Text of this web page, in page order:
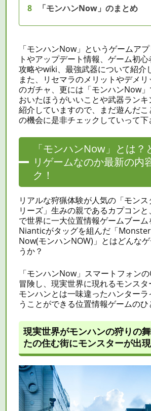
「モンハンNow」のまとめ
「モンハンNow」というゲームア
トやアップデート情報、ゲーム初
攻略やwiki、最強武器について紹介
また、
リセマラのメリットやデメ
のガチャ、更には「モンハンNow
おいたほうがいいことや武器ラン
紹介していますので、まだ遊んだこ
の機会に是非チェックしていって下
「モンハンNow」とは？
リゲームなのか最新の内
ク！
リアルな狩猟体験が人気の「モン
リーズ」生みの親であるカプコン
で世界に一大位置情報ゲームブー
Nianticがタッグを組んだ「
Now(モンハンNOW)」とはどんな
うか？
「モンハンNow」スマートフォン
冒険し、現実世界に現れるモンス
モンハンとは一味違ったハンター
うことができる位置情報ゲームのひ
現実世界がモンハンの狩りの
たの住む街にモンスターが出現